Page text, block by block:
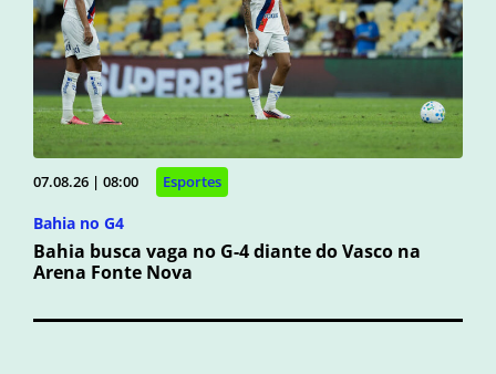
07.08.26 | 08:00 Esportes
Bahia no G4
Bahia busca vaga no G-4 diante do Vasco na
Arena Fonte Nova